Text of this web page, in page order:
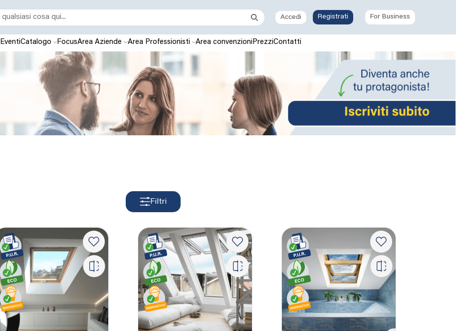
Accedi Registrati For Business
EventiCatalogo FocusArea Aziende Area Professionisti Area convenzioniPrezziContatti
Filtri